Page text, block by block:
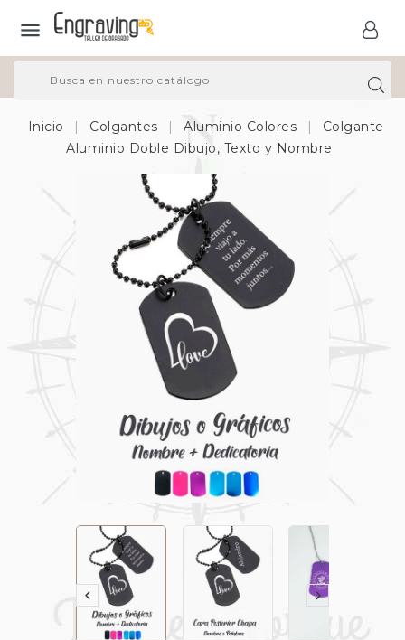

Inicio Colgantes Aluminio Colores
Colgante
Aluminio Doble Dibujo, Texto y Nombre
 